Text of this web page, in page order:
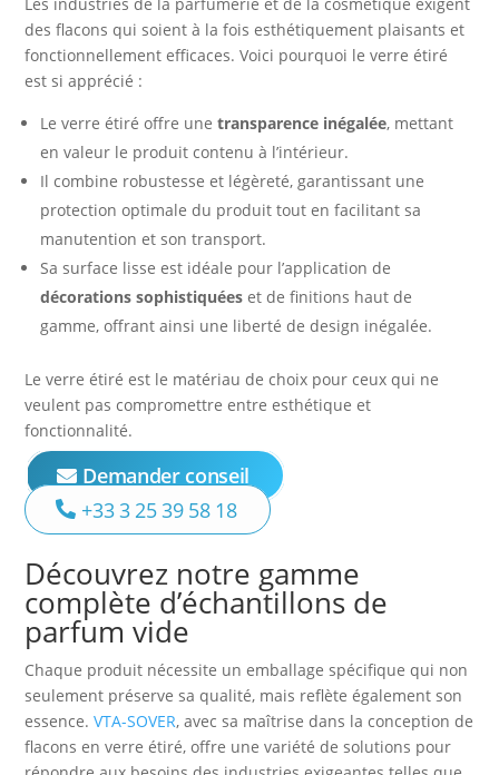
des flacons qui soient à la fois esthétiquement plaisants et
fonctionnellement efficaces. Voici pourquoi le verre étiré
est si apprécié :
Le verre étiré offre unetransparence inégalée, mettant
en valeur le produit contenu à l’intérieur.
Il combine robustesse et légèreté, garantissant une
protection optimale du produit tout en facilitant sa
manutention et son transport.
Sa surface lisse est idéale pour l’application de
décorations sophistiquées et de finitions haut de
gamme, offrant ainsi une liberté de design inégalée.
Le verre étiré est le matériau de choix pour ceux qui ne
veulent pas compromettre entre esthétique et
fonctionnalité.
Demander conseil
+33 3 25 39 58 18
Découvrez notre gamme
complète d’échantillons de
parfum vide
Chaque produit nécessite un emballage spécifique qui non
seulement préserve sa qualité, mais reflète également son
essence.VTA-SOVER, avec sa maîtrise dans la conception de
flacons en verre étiré, offre une variété de solutions pour